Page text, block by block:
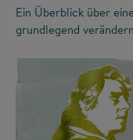
Ein Überblick über
grundlegend